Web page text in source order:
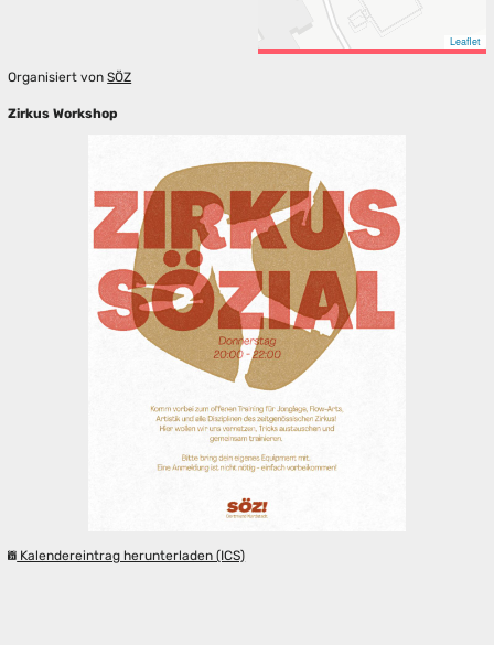
Leaflet
Organisiert vonSÖZ
Zirkus Workshop
Kalendereintrag herunterladen (ICS)